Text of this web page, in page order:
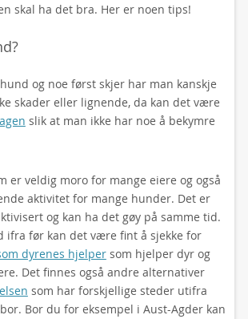
skal ha det bra. Her er noen tips!
og noe først skjer har man kanskje
skader eller lignende, da kan det være
slik at man ikke har noe å bekymre
er veldig moro for mange eiere og også
aktivitet for mange hunder. Det er
og kan ha det gøy på samme tid.
ifra før kan det være fint å sjekke for
dyrenes hjelpersom hjelper dyr og
Det finnes også andre alternativer
som har forskjellige steder utifra
Bor du for eksempel i Aust-Agder kan